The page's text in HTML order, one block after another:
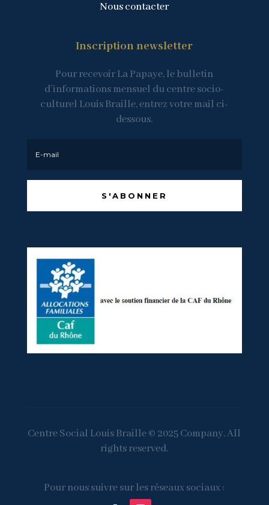
Nous contacter
Inscription newsletter
Pour recevoir La Papaye, le bulletin
d’informations mensuel du centre socio-
culturel Louis Braille, entrez votre mail ci-
dessous.
S'ABONNER
Centre Social Louis Braille © 2025 Company. All
rights reserved.
Pour nous suivre sur les réseaux sociaux :